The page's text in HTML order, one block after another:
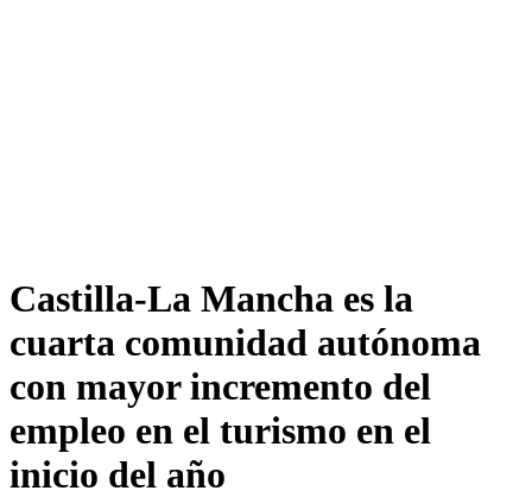
Castilla-La Mancha es la
cuarta comunidad autónoma
con mayor incremento del
empleo en el turismo en el
inicio del año